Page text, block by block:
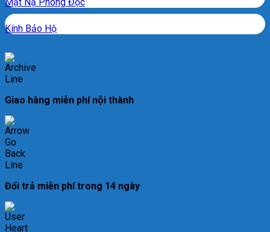
Kính Bảo Hộ
Giao hàng miễn phí nội thành
Đổi trả miễn phí trong 14 ngày